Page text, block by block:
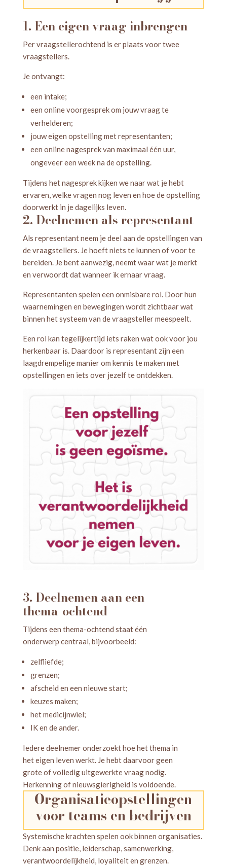
1. Een eigen vraag inbrengen
Per vraagstellerochtend is er plaats voor twee
vraagstellers.
Je ontvangt:
een intake;
een online voorgesprek om jouw vraag te
verhelderen;
jouw eigen opstelling met representanten;
een online nagesprek van maximaal één uur,
ongeveer een week na de opstelling.
Tijdens het nagesprek kijken we naar wat je hebt
ervaren, welke vragen nog leven en hoe de opstelling
doorwerkt in je dagelijks leven.
2. Deelnemen als representant
Als representant neem je deel aan de opstellingen van
de vraagstellers. Je hoeft niets te kunnen of voor te
bereiden. Je bent aanwezig, neemt waar wat je merkt
en verwoordt dat wanneer ik ernaar vraag.
Representanten spelen een onmisbare rol. Door hun
waarnemingen en bewegingen wordt zichtbaar wat
binnen het systeem van de vraagsteller meespeelt.
Een rol kan tegelijkertijd iets raken wat ook voor jou
herkenbaar is. Daardoor is representant zijn een
laagdrempelige manier om kennis te maken met
opstellingen en iets over jezelf te ontdekken.
3. Deelnemen aan een
thema-ochtend
Tijdens een thema-ochtend staat één
onderwerp centraal, bijvoorbeeld:
zelfliefde;
grenzen;
afscheid en een nieuwe start;
keuzes maken;
het medicijnwiel;
IK en de ander.
Iedere deelnemer onderzoekt hoe het thema in
het eigen leven werkt. Je hebt daarvoor geen
grote of volledig uitgewerkte vraag nodig.
Herkenning of nieuwsgierigheid is voldoende.
Organisatieopstellingen
voor teams en bedrijven
Systemische krachten spelen ook binnen organisaties.
Denk aan positie, leiderschap, samenwerking,
verantwoordelijkheid, loyaliteit en grenzen.